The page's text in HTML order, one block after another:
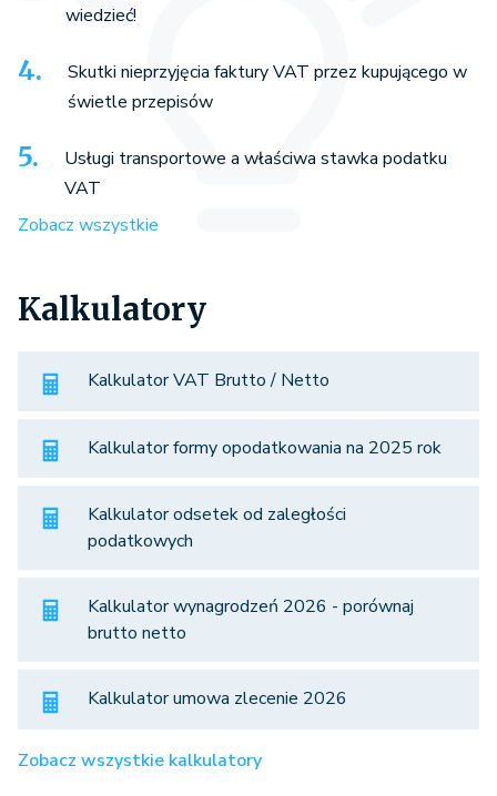
wiedzieć!
Skutki nieprzyjęcia faktury VAT przez kupującego w
świetle przepisów
Usługi transportowe a właściwa stawka podatku
VAT
Zobacz wszystkie
Kalkulatory
Kalkulator VAT Brutto / Netto
Kalkulator formy opodatkowania na 2025 rok
Kalkulator odsetek od zaległości
podatkowych
Kalkulator wynagrodzeń 2026 - porównaj
brutto netto
Kalkulator umowa zlecenie 2026
Zobacz wszystkie kalkulatory